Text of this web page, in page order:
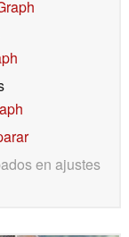
en ajustes